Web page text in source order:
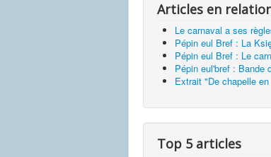
Articles en
Le carnaval a ses
Pépin eul Bref : La
Pépin eul Bref : Le
Pépin eul'bref : Bande
Extrait "De chapelle
Top 5 articles